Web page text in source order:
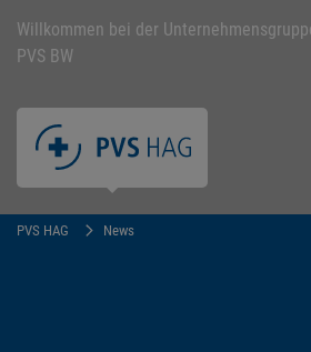
Willkommen bei der
PVS BW
PVS HAG News